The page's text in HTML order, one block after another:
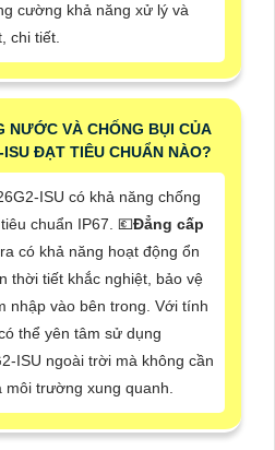
cường khả năng xử lý và
chi tiết.
NƯỚC VÀ CHỐNG BỤI CỦA
ĐẠT TIÊU CHUẨN NÀO?
ISU có khả năng chống
chuẩn IP67. 💶Đẳng cấp
có khả năng hoạt động ổn
thời tiết khắc nghiệt, bảo vệ
nhập vào bên trong. Với tính
thể yên tâm sử dụng
ISU ngoài trời mà không cần
môi trường xung quanh.